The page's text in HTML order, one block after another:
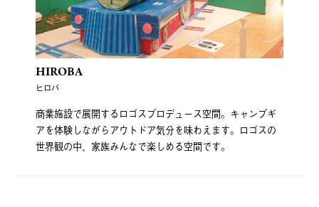
HIROBA
ヒロバ
商業施設で展開するロゴスプロデュース空間。キャンプギ
アを体験しながらアウトドア気分を味わえます。ロゴスの
世界観の中、家族みんなで楽しめる空間です。